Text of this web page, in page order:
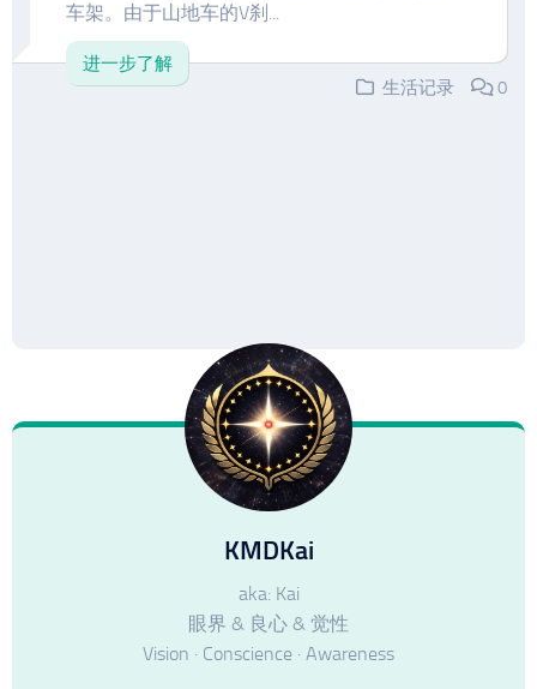
车架。由于山地车的V刹...
进一步了解
生活记录
0
KMDKai
aka: Kai
眼界 & 良心 & 觉性
Vision · Conscience · Awareness